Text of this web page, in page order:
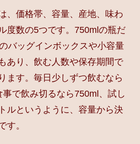
、価格帯、容量、産地、味わ
度数の5つです。750mlの瓶だ
バッグインボックスや小容量
あり、飲む人数や保存期間で
ます。毎日少しずつ飲むなら
で飲み切るなら750ml、試し
ルというように、容量から決
す。